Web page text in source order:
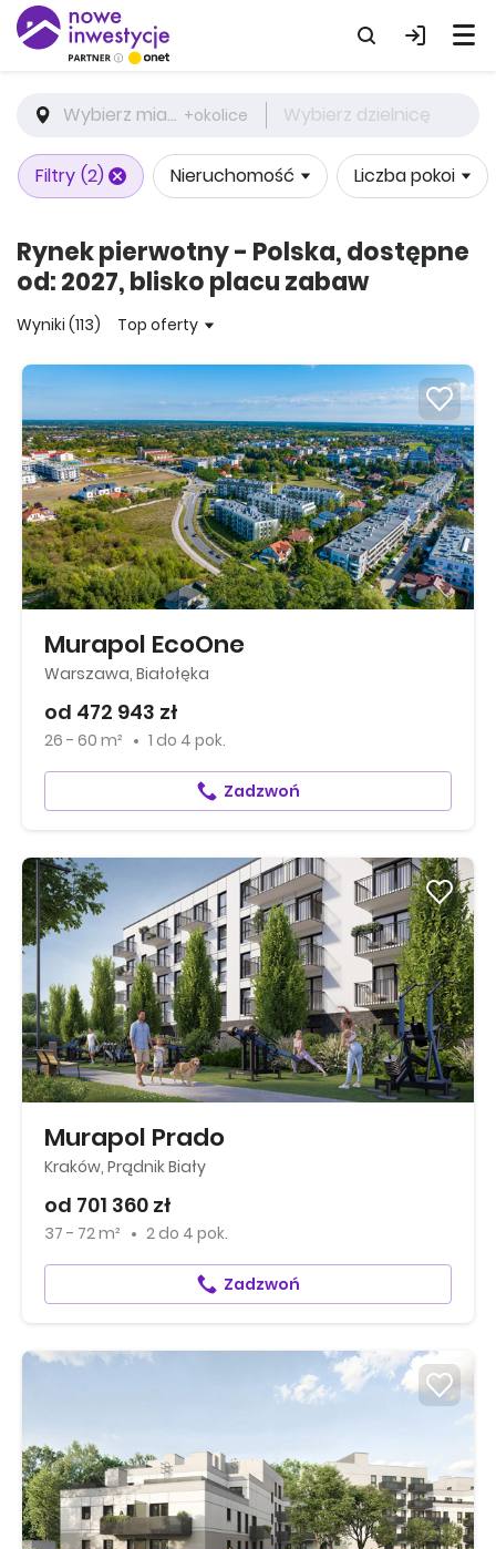
Wybierz miasto +okolice Wybierz dzielnicę
Filtry (2) Nieruchomość Liczba pokoi
Rynek pierwotny - Polska, dostępne
od: 2027, blisko placu zabaw
Wyniki (113) Top oferty
Murapol EcoOne
Warszawa, Białołęka
od 472 943 zł
26 - 60 m² 1 do 4 pok.
Zadzwoń
Murapol Prado
Kraków, Prądnik Biały
od 701 360 zł
37 - 72 m² 2 do 4 pok.
Zadzwoń